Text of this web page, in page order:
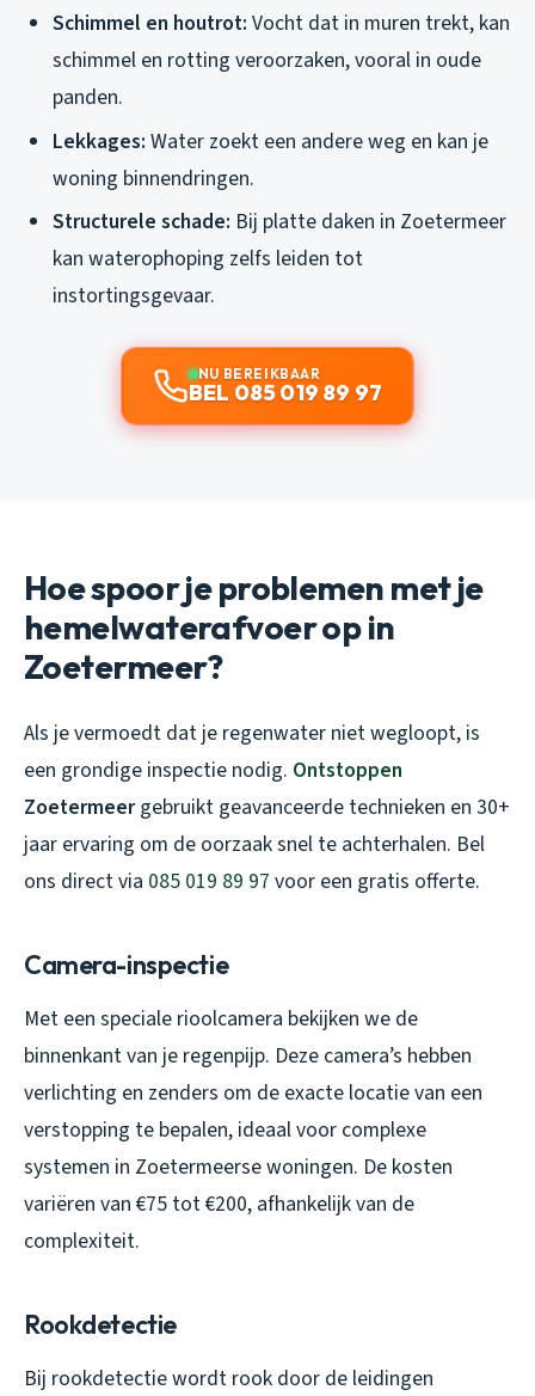
Schimmel en houtrot: Vocht dat in muren trekt, kan
schimmel en rotting veroorzaken, vooral in oude
panden.
Lekkages: Water zoekt een andere weg en kan je
woning binnendringen.
Structurele schade: Bij platte daken in Zoetermeer
kan waterophoping zelfs leiden tot
instortingsgevaar.
NU BEREIKBAAR
BEL 085 019 89 97
Hoe spoor je problemen met je
hemelwaterafvoer op in
Zoetermeer?
Als je vermoedt dat je regenwater niet wegloopt, is
een grondige inspectie nodig. Ontstoppen
Zoetermeergebruikt geavanceerde technieken en 30+
jaar ervaring om de oorzaak snel te achterhalen. Bel
ons direct via 085 019 89 97 voor een gratis offerte.
Camera-inspectie
Met een speciale rioolcamera bekijken we de
binnenkant van je regenpijp. Deze camera’s hebben
verlichting en zenders om de exacte locatie van een
verstopping te bepalen, ideaal voor complexe
systemen in Zoetermeerse woningen. De kosten
variëren van €75 tot €200, afhankelijk van de
complexiteit.
Rookdetectie
Bij rookdetectie wordt rook door de leidingen